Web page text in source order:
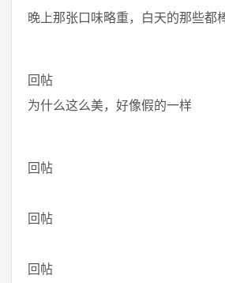
晚上那张口味略重，白天的那些都
回帖
为什么这么美，好像假的一样
回帖
回帖
回帖